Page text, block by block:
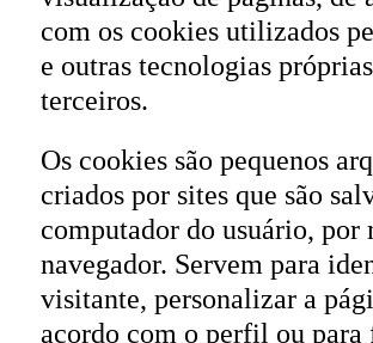
com os cookies utilizados
e outras tecnologias
terceiros.
Os cookies são pequenos
criados por sites que são
computador do usuário, por
navegador. Servem para
visitante, personalizar a
acordo com o perfil ou